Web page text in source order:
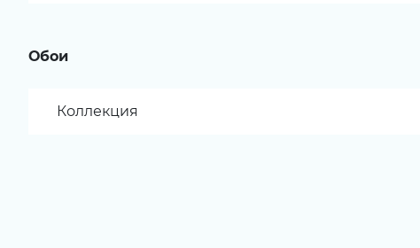
Обои
Коллекция